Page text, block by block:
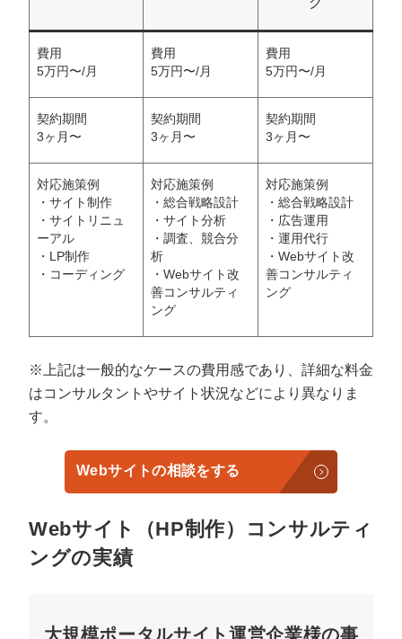
費用
5万円〜/月
費用
5万円〜/月
費用
5万円〜/月
契約期間
3ヶ月〜
契約期間
3ヶ月〜
契約期間
3ヶ月〜
対応施策例
・サイト制作
・サイトリニュ
ーアル
・LP制作
・コーディング
対応施策例
・総合戦略設計
・サイト分析
・調査、競合分
析
・Webサイト改
善コンサルティ
ング
対応施策例
・総合戦略設計
・広告運用
・運用代行
・Webサイト改
善コンサルティ
ング
※上記は一般的なケースの費用感であり、詳細な料金
はコンサルタントやサイト状況などにより異なりま
す。
Webサイトの相談をする
Webサイト（HP制作）コンサルティ
ングの実績
大規模ポータルサイト運営企業様の事